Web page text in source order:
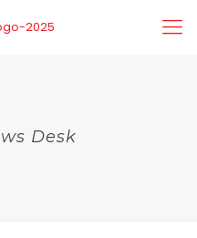
Desk